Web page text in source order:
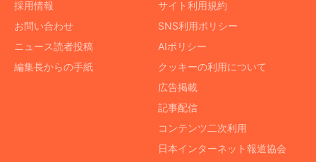
採用情報
お問い合わせ
ニュース読者投稿
編集長からの手紙
サイト利用規約
SNS利用ポリシー
AIポリシー
クッキーの利用について
広告掲載
記事配信
コンテンツ二次利用
日本インターネット報道協会